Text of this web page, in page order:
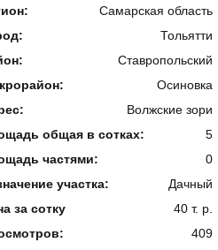
Самарская область
Тольятти
Ставропольский
Осиновка
Волжские зори
общая в сотках:
5
частями:
0
участка:
Дачный
за сотку
40 т. р.
409